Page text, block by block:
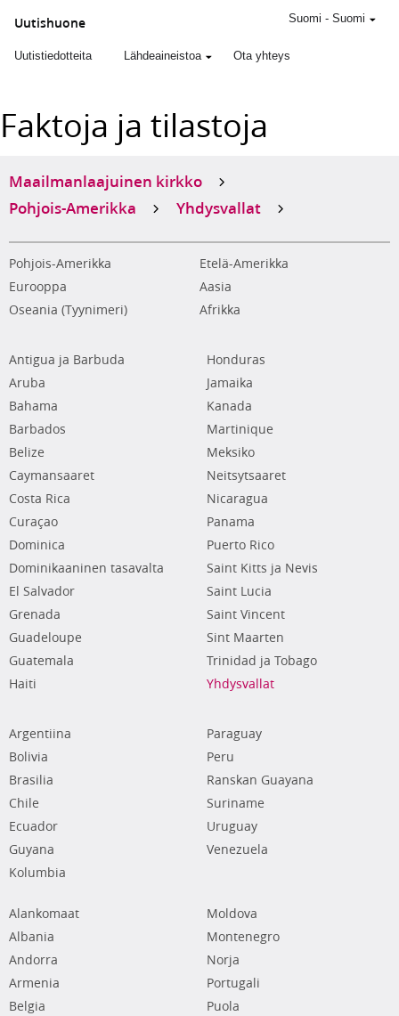
Uutishuone
Uutistiedotteita Lähdeaineistoa Ota yhteys
Suomi - Suomi
Faktoja ja tilastoja
Maailmanlaajuinen kirkko
Pohjois-Amerikka
Yhdysvallat
Pohjois-Amerikka
Etelä-Amerikka
Eurooppa
Aasia
Oseania (Tyynimeri)
Afrikka
Antigua ja Barbuda
Aruba
Bahama
Barbados
Belize
Caymansaaret
Costa Rica
Curaçao
Dominica
Dominikaaninen tasavalta
El Salvador
Grenada
Guadeloupe
Guatemala
Haiti
Honduras
Jamaika
Kanada
Martinique
Meksiko
Neitsytsaaret
Nicaragua
Panama
Puerto Rico
Saint Kitts ja Nevis
Saint Lucia
Saint Vincent
Sint Maarten
Trinidad ja Tobago
Yhdysvallat
Argentiina
Bolivia
Brasilia
Chile
Ecuador
Guyana
Kolumbia
Paraguay
Peru
Ranskan Guayana
Suriname
Uruguay
Venezuela
Alankomaat
Albania
Andorra
Armenia
Belgia
Moldova
Montenegro
Norja
Portugali
Puola